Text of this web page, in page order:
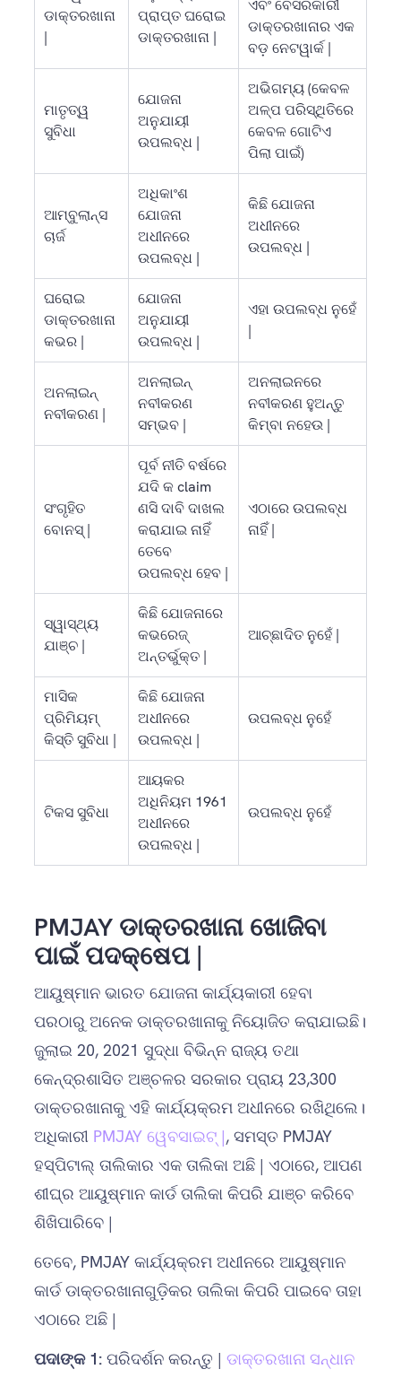
ଡାକ୍ତରଖାନା
|
ପ୍ରାପ୍ତ ଘରୋଇ
ଡାକ୍ତରଖାନା |
ଏବଂ ବେସରକାରୀ
ଡାକ୍ତରଖାନାର ଏକ
ବଡ଼ ନେଟୱାର୍କ |
ମାତୃତ୍ୱ
ସୁବିଧା
ଯୋଜନା
ଅନୁଯାୟୀ
ଉପଲବ୍ଧ |
ଅଭିଗମ୍ୟ (କେବଳ
ଅଳ୍ପ ପରିସ୍ଥିତିରେ
କେବଳ ଗୋଟିଏ
ପିଲା ପାଇଁ)
ଆମ୍ବୁଲାନ୍ସ
ଚାର୍ଜ
ଅଧିକାଂଶ
ଯୋଜନା
ଅଧୀନରେ
ଉପଲବ୍ଧ |
କିଛି ଯୋଜନା
ଅଧୀନରେ
ଉପଲବ୍ଧ |
ଘରୋଇ
ଡାକ୍ତରଖାନା
କଭର |
ଯୋଜନା
ଅନୁଯାୟୀ
ଉପଲବ୍ଧ |
ଏହା ଉପଲବ୍ଧ ନୁହେଁ
|
ଅନଲାଇନ୍
ନବୀକରଣ |
ଅନଲାଇନ୍
ନବୀକରଣ
ସମ୍ଭବ |
ଅନଲାଇନରେ
ନବୀକରଣ ହୁଅନ୍ତୁ
କିମ୍ବା ନହେଉ |
ସଂଗୃହିତ
ବୋନସ୍ |
ପୂର୍ବ ନୀତି ବର୍ଷରେ
ଯଦି କ claim
ଣସି ଦାବି ଦାଖଲ
କରାଯାଇ ନାହିଁ
ତେବେ
ଉପଲବ୍ଧ ହେବ |
ଏଠାରେ ଉପଲବ୍ଧ
ନାହିଁ |
ସ୍ୱାସ୍ଥ୍ୟ
ଯାଞ୍ଚ |
କିଛି ଯୋଜନାରେ
କଭରେଜ୍
ଅନ୍ତର୍ଭୁକ୍ତ |
ଆଚ୍ଛାଦିତ ନୁହେଁ |
ମାସିକ
ପ୍ରିମିୟମ୍
କିସ୍ତି ସୁବିଧା |
କିଛି ଯୋଜନା
ଅଧୀନରେ
ଉପଲବ୍ଧ |
ଉପଲବ୍ଧ ନୁହେଁ
ଟିକସ ସୁବିଧା
ଆୟକର
ଅଧିନିୟମ 1961
ଅଧୀନରେ
ଉପଲବ୍ଧ |
ଉପଲବ୍ଧ ନୁହେଁ
PMJAY ଡାକ୍ତରଖାନା ଖୋଜିବା
ପାଇଁ ପଦକ୍ଷେପ |
ଆୟୁଷ୍ମାନ ଭାରତ ଯୋଜନା କାର୍ଯ୍ୟକାରୀ ହେବା
ପରଠାରୁ ଅନେକ ଡାକ୍ତରଖାନାକୁ ନିୟୋଜିତ କରାଯାଇଛି।
ଜୁଲାଇ 20, 2021 ସୁଦ୍ଧା ବିଭିନ୍ନ ରାଜ୍ୟ ତଥା
କେନ୍ଦ୍ରଶାସିତ ଅଞ୍ଚଳର ସରକାର ପ୍ରାୟ 23,300
ଡାକ୍ତରଖାନାକୁ ଏହି କାର୍ଯ୍ୟକ୍ରମ ଅଧୀନରେ ରଖିଥିଲେ।
ଅଧିକାରୀ PMJAY ୱେବସାଇଟ୍ |, ସମସ୍ତ PMJAY
ହସ୍ପିଟାଲ୍ ତାଲିକାର ଏକ ତାଲିକା ଅଛି | ଏଠାରେ, ଆପଣ
ଶୀଘ୍ର ଆୟୁଷ୍ମାନ କାର୍ଡ ତାଲିକା କିପରି ଯାଞ୍ଚ କରିବେ
ଶିଖିପାରିବେ |
ତେବେ, PMJAY କାର୍ଯ୍ୟକ୍ରମ ଅଧୀନରେ ଆୟୁଷ୍ମାନ
କାର୍ଡ ଡାକ୍ତରଖାନାଗୁଡ଼ିକର ତାଲିକା କିପରି ପାଇବେ ତାହା
ଏଠାରେ ଅଛି |
ପଦାଙ୍କ1: ପରିଦର୍ଶନ କରନ୍ତୁ | ଡାକ୍ତରଖାନା ସନ୍ଧାନ